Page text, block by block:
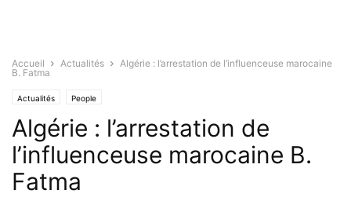
Accueil Actualités
Algérie : l’arrestation de l’influenceuse marocaine
B. Fatma
Actualités People
Algérie : l’arrestation de
l’influenceuse marocaine B.
Fatma